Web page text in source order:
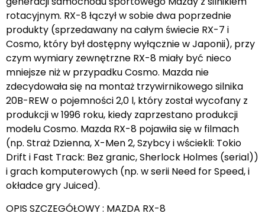
rotacyjnym. RX-8 łączył w sobie dwa poprzednie
produkty (sprzedawany na całym świecie RX-7 i
Cosmo, który był dostępny wyłącznie w Japonii), przy
czym wymiary zewnętrzne RX-8 miały być nieco
mniejsze niż w przypadku Cosmo. Mazda nie
zdecydowała się na montaż trzywirnikowego silnika
20B-REW o pojemności 2,0 l, który został wycofany z
produkcji w 1996 roku, kiedy zaprzestano produkcji
modelu Cosmo. Mazda RX-8 pojawiła się w filmach
(np. Straż Dzienna, X-Men 2, Szybcy i wściekli: Tokio
Drift i Fast Track: Bez granic, Sherlock Holmes (serial))
i grach komputerowych (np. w serii Need for Speed, i
okładce gry Juiced).
OPIS SZCZEGÓŁOWY : MAZDA RX-8